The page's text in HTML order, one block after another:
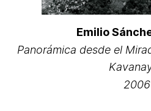
Emilio
Panorámica desde el
2006